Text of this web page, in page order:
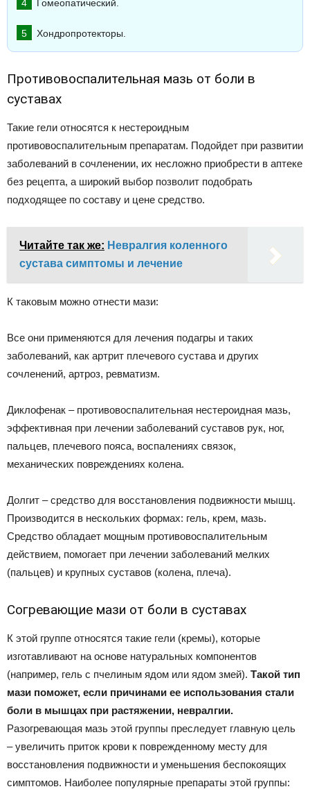
Гомеопатический.
Хондропротекторы.
Противовоспалительная мазь от боли в
суставах
Такие гели относятся к нестероидным
противовоспалительным препаратам. Подойдет при развитии
заболеваний в сочленении, их несложно приобрести в аптеке
без рецепта, а широкий выбор позволит подобрать
подходящее по составу и цене средство.
Читайте так же: Невралгия коленного
сустава симптомы и лечение
К таковым можно отнести мази:
Все они применяются для лечения подагры и таких
заболеваний, как артрит плечевого сустава и других
сочленений, артроз, ревматизм.
Диклофенак – противовоспалительная нестероидная мазь,
эффективная при лечении заболеваний суставов рук, ног,
пальцев, плечевого пояса, воспалениях связок,
механических повреждениях колена.
Долгит – средство для восстановления подвижности мышц.
Производится в нескольких формах: гель, крем, мазь.
Средство обладает мощным противовоспалительным
действием, помогает при лечении заболеваний мелких
(пальцев) и крупных суставов (колена, плеча).
Согревающие мази от боли в суставах
К этой группе относятся такие гели (кремы), которые
изготавливают на основе натуральных компонентов
(например, гель с пчелиным ядом или ядом змей). Такой тип
мази поможет, если причинами ее использования стали
боли в мышцах при растяжении, невралгии.
Разогревающая мазь этой группы преследует главную цель
– увеличить приток крови к поврежденному месту для
восстановления подвижности и уменьшения беспокоящих
симптомов. Наиболее популярные препараты этой группы: